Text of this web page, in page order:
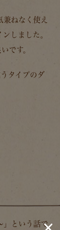
ねなく使え
しました。
です。
タイプのダ
」という話で